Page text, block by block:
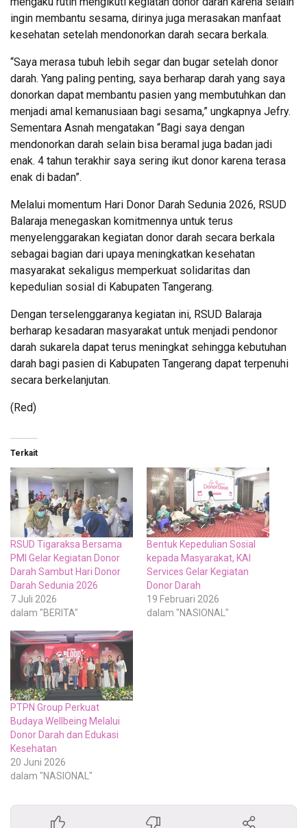
ingin membantu sesama, dirinya juga merasakan manfaat
kesehatan setelah mendonorkan darah secara berkala.
“Saya merasa tubuh lebih segar dan bugar setelah donor
darah. Yang paling penting, saya berharap darah yang saya
donorkan dapat membantu pasien yang membutuhkan dan
menjadi amal kemanusiaan bagi sesama,” ungkapnya Jefry.
Sementara Asnah mengatakan “Bagi saya dengan
mendonorkan darah selain bisa beramal juga badan jadi
enak. 4 tahun terakhir saya sering ikut donor karena terasa
enak di badan”.
Melalui momentum Hari Donor Darah Sedunia 2026, RSUD
Balaraja menegaskan komitmennya untuk terus
menyelenggarakan kegiatan donor darah secara berkala
sebagai bagian dari upaya meningkatkan kesehatan
masyarakat sekaligus memperkuat solidaritas dan
kepedulian sosial di Kabupaten Tangerang.
Dengan terselenggaranya kegiatan ini, RSUD Balaraja
berharap kesadaran masyarakat untuk menjadi pendonor
darah sukarela dapat terus meningkat sehingga kebutuhan
darah bagi pasien di Kabupaten Tangerang dapat terpenuhi
secara berkelanjutan.
(Red)
Terkait
RSUD Tigaraksa Bersama
PMI Gelar Kegiatan Donor
Darah Sambut Hari Donor
Darah Sedunia 2026
7 Juli 2026
dalam "BERITA"
Bentuk Kepedulian Sosial
kepada Masyarakat, KAI
Services Gelar Kegiatan
Donor Darah
19 Februari 2026
dalam "NASIONAL"
PTPN Group Perkuat
Budaya Wellbeing Melalui
Donor Darah dan Edukasi
Kesehatan
20 Juni 2026
dalam "NASIONAL"